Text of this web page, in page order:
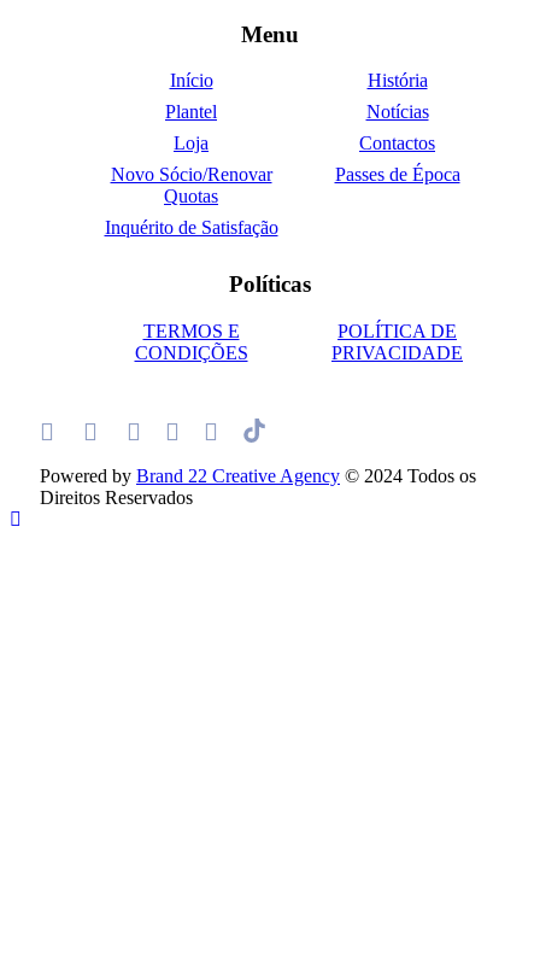
Menu
Início
História
Plantel
Notícias
Loja
Contactos
Novo Sócio/Renovar
Quotas
Passes de Época
Inquérito de Satisfação
Políticas
TERMOS E
CONDIÇÕES
POLÍTICA DE
PRIVACIDADE
Powered by Brand 22 Creative Agency © 2024 Todos os
Direitos Reservados